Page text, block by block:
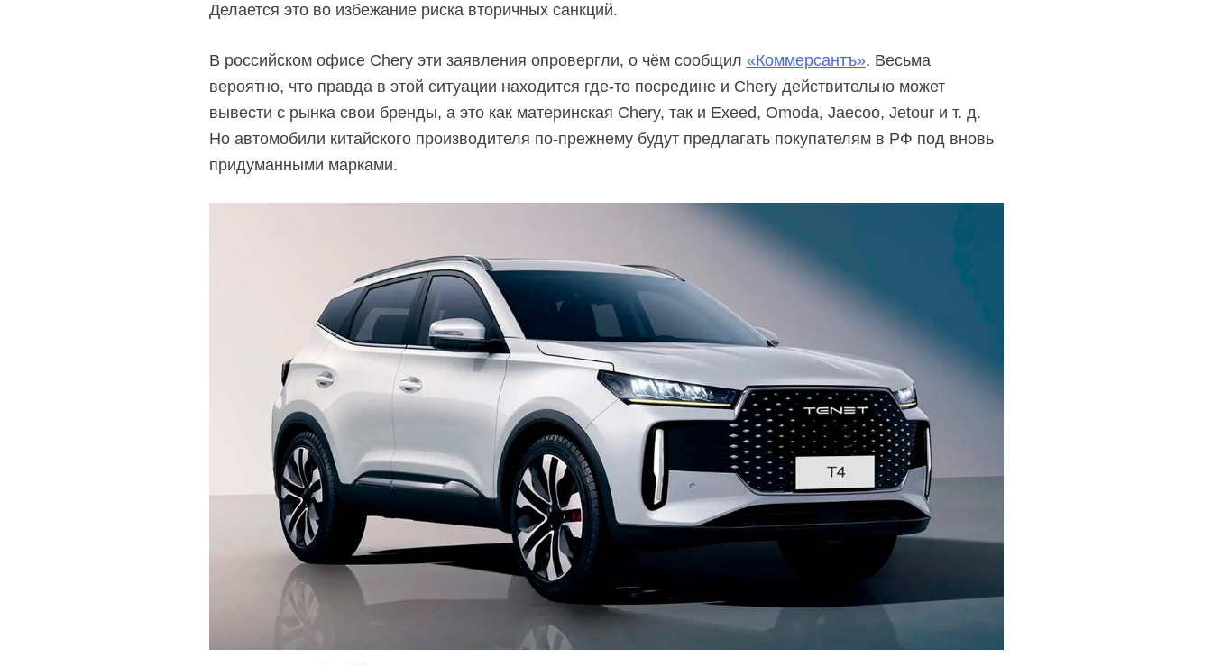
Делается это во избежание риска вторичных санкций.
В российском офисе Chery эти заявления опровергли, о чём сообщил «Коммерсантъ». Весьма
вероятно, что правда в этой ситуации находится где-топосредине и Chery действительно может
вывести с рынка свои бренды, а это как материнская Chery, так и Exeed, Omoda, Jaecoo, Jetour и т. д.
Но автомобили китайского производителя по-прежнемубудут предлагать покупателям в РФ под вновь
придуманными марками.